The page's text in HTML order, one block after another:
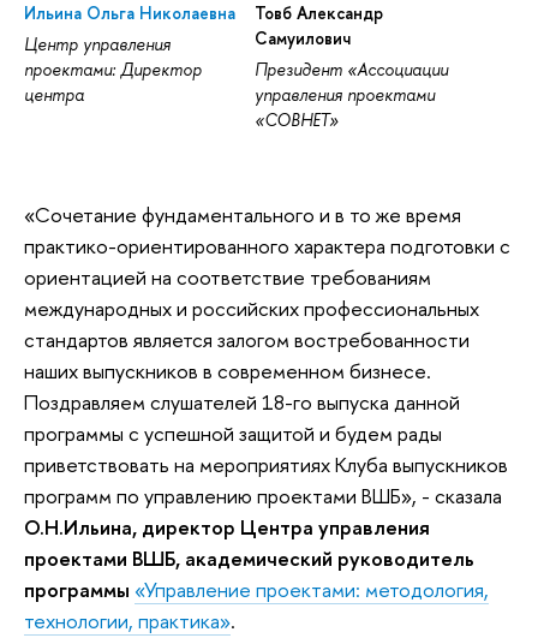
Ильина Ольга Николаевна
Центр управления
проектами: Директор
центра
Товб Александр
Самуилович
Президент «Ассоциации
управления проектами
«СОВНЕТ»
«Сочетание фундаментального и в то же время
практико-ориентированного характера подготовки с
ориентацией на соответствие требованиям
международных и российских профессиональных
стандартов является залогом востребованности
наших выпускников в современном бизнесе.
Поздравляем слушателей 18-го выпуска данной
программы с успешной защитой и будем рады
приветствовать на мероприятиях Клуба выпускников
программ по управлению проектами ВШБ», - сказала
О.Н.Ильина, директор Центра управления
проектами ВШБ, академический руководитель
программы «Управление проектами: методология,
технологии, практика».